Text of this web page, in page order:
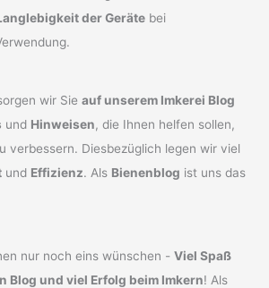
der Geräte bei
wir Sieauf unserem Imkerei Blog
und Hinweisen, die Ihnen helfen sollen,
verbessern. Diesbezüglich legen wir viel
und Effizienz. Als Bienenblog ist uns das
nur noch eins wünschen -Viel Spaß
Blog und viel Erfolg beim Imkern! Als